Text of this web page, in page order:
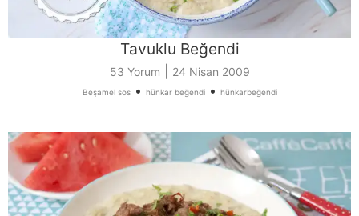
Tavuklu Beğendi
53 Yorum 24 Nisan 2009
Beşamel sos• hünkar beğendi• hünkarbeğendi